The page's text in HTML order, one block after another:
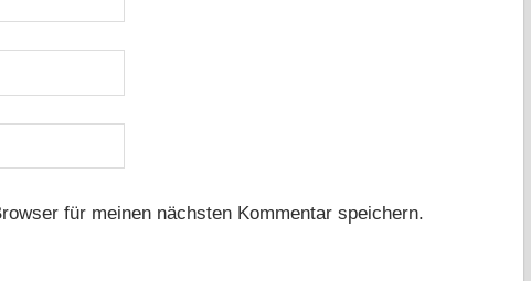
für meinen nächsten Kommentar speichern.